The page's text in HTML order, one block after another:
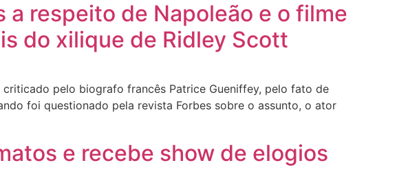
respeito de Napoleão e o filme
do xilique de Ridley Scott
pelo biografo francês Patrice Gueniffey, pelo fato de
foi questionado pela revista Forbes sobre o assunto, o ator
e recebe show de elogios